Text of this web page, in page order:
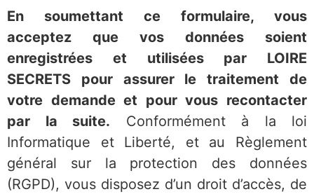
En soumettant ce formulaire, vous
acceptez que vos données soient
enregistrées et utilisées par LOIRE
SECRETS pour assurer le traitement de
votre demande et pour vous recontacter
par la suite.
Conformément à la loi
Informatique et Liberté, et au Règlement
général sur la protection des données
(RGPD), vous disposez d’un droit d’accès, de